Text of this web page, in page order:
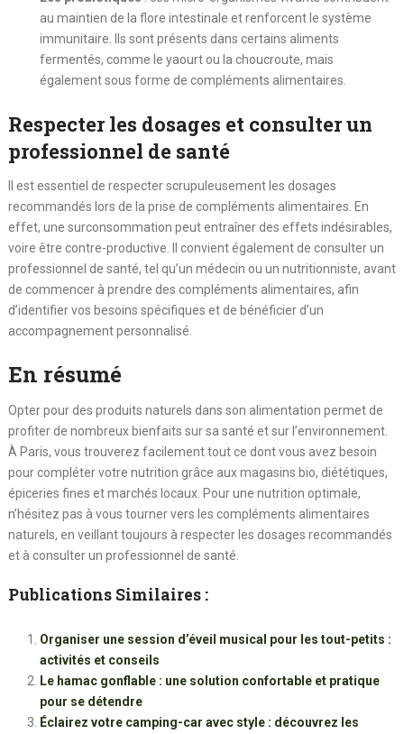
au maintien de la flore intestinale et renforcent le système
immunitaire. Ils sont présents dans certains aliments
fermentés, comme le yaourt ou la choucroute, mais
également sous forme de compléments alimentaires.
Respecter les dosages et consulter un
professionnel de santé
Il est essentiel de respecter scrupuleusement les dosages
recommandés lors de la prise de compléments alimentaires. En
effet, une surconsommation peut entraîner des effets indésirables,
voire être contre-productive. Il convient également de consulter un
professionnel de santé, tel qu’un médecin ou un nutritionniste, avant
de commencer à prendre des compléments alimentaires, afin
d’identifier vos besoins spécifiques et de bénéficier d’un
accompagnement personnalisé.
En résumé
Opter pour des produits naturels dans son alimentation permet de
profiter de nombreux bienfaits sur sa santé et sur l’environnement.
À Paris, vous trouverez facilement tout ce dont vous avez besoin
pour compléter votre nutrition grâce aux magasins bio, diététiques,
épiceries fines et marchés locaux. Pour une nutrition optimale,
n’hésitez pas à vous tourner vers les compléments alimentaires
naturels, en veillant toujours à respecter les dosages recommandés
et à consulter un professionnel de santé.
Publications Similaires :
Organiser une session d’éveil musical pour les tout-petits :
activités et conseils
Le hamac gonflable : une solution confortable et pratique
pour se détendre
Éclairez votre camping-car avec style : découvrez les